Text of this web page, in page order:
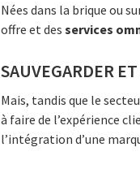
Nées dans la brique ou
offre et desservices
SAUVEGARDER
Mais, tandis que le
à faire de l’expérience
l’intégration d’une